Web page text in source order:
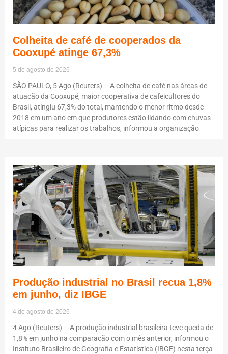
Colheita de café de cooperados da
Cooxupé atinge 67,3%
5 de agosto de 2026
SÃO PAULO, 5 Ago (Reuters) – A colheita de café nas áreas de
atuação da Cooxupé, maior cooperativa de cafeicultores do
Brasil, atingiu 67,3% do total, mantendo o menor ritmo desde
2018 em um ano em que produtores estão lidando com chuvas
atípicas para realizar os trabalhos, informou a organização
Produção industrial no Brasil recua 1,8%
em junho, diz IBGE
4 de agosto de 2026
4 Ago (Reuters) – A produção industrial brasileira teve queda de
1,8% em junho na comparação com o mês anterior, informou o
Instituto Brasileiro de Geografia e Estatística (IBGE) nesta terça-